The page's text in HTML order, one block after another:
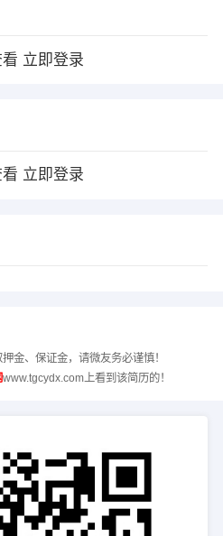
立即登录
立即登录
金、保证金，请微友务必谨慎！
www.tgcydx.com上看到该简历的！